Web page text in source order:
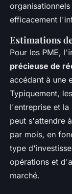
efficacement
Estimations
Pour les PME,
précieuse de
accédant à une
Typiquement,
l'entreprise et la
peut s'attendre
par mois, en
type
opérations et
marché.